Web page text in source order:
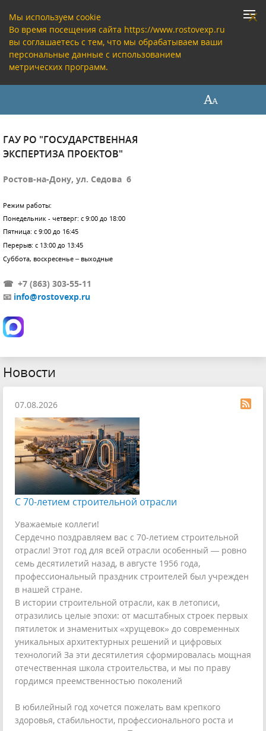
Мы используем cookie
Во время посещения сайта https://www.rostovexp.ru
вы соглашаетесь с тем, что мы обрабатываем ваши
персональные данные с использованием
метрических программ.
ГАУ РО "ГОСУДАРСТВЕННАЯ
ЭКСПЕРТИЗА ПРОЕКТОВ"
Ростов-на-Дону, ул. Седова 6
Режим работы:
Понедельник - четверг: с 9:00 до 18:00
Пятница: с 9:00 до 16:45
Перерыв: с 13:00 до 13:45
Суббота, воскресенье – выходные
☎ +7 (863) 303-55-11
📧 info@rostovexp.ru
Новости
07.08.2026
С 70-летием строительной отрасли
Уважаемые коллеги!
Сердечно поздравляем вас с 70-летием строительной
отрасли! Этот год для всей отрасли особенный — ровно
семь десятилетий назад, в августе 1956 года,
профессиональный праздник строителей был учрежден
в нашей стране.
В истории строительной отрасли, как в летописи,
отразились целые эпохи: от масштабных строек первых
пятилеток и знаменитых «хрущевок» до современных
уникальных архитектурных решений и цифровых
технологий За эти десятилетия сформировалась мощная
отечественная школа строительства, и мы по праву
гордимся преемственностью поколений
В юбилейный год хочется пожелать вам крепкого
здоровья, стабильности, профессионального роста и